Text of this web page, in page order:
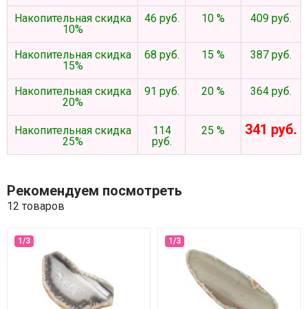
Накопительная скидка
10%
46 руб. 10 % 409 руб.
Накопительная скидка
15%
68 руб. 15 % 387 руб.
Накопительная скидка
20%
91 руб. 20 % 364 руб.
Накопительная скидка
25%
114
руб.
25 % 341 руб.
Рекомендуем посмотреть
12 товаров